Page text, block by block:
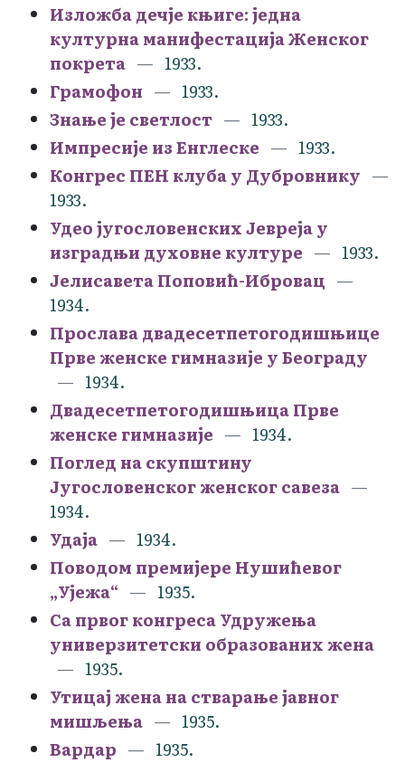
Изложба дечје књиге: једна
културна манифестација Женског
покрета
1933.
Грамофон
1933.
Знање је светлост
1933.
Импресије из Енглеске
1933.
Конгрес ПЕН клуба у Дубровнику
1933.
Удео југословенских Јевреја у
изградњи духовне културе
1933.
Јелисавета Поповић-Ибровац
1934.
Прослава двадесетпетогодишњице
Прве женске гимназије у Београду
1934.
Двадесетпетогодишњица Прве
женске гимназије
1934.
Поглед на скупштину
Југословенског женског савеза
1934.
Удаја
1934.
Поводом премијере Нушићевог
„Ујежа“
1935.
Са првог конгреса Удружења
универзитетски образованих жена
1935.
Утицај жена на стварање јавног
мишљења
1935.
Вардар
1935.